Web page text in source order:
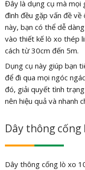
Đây là dụng cụ mà mọi
đình đều gặp vấn đề
này, bạn có thể dễ
vào thiết kế lò xo thép
cách từ 30cm đến 5m.
Dụng cụ này giúp bạn
để đi qua mọi ngóc
đó, giải quyết tình
nên hiệu quả và nhanh
Dây thông cống
Dây thông cống lò xo